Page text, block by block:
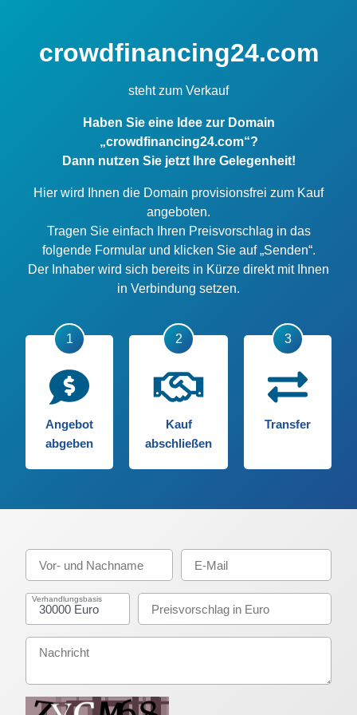
crowdfinancing24.com
steht zum Verkauf
Haben Sie eine Idee zur Domain
„crowdfinancing24.com“?
Dann nutzen Sie jetzt Ihre Gelegenheit!
Hier wird Ihnen die Domain provisionsfrei zum Kauf
angeboten.
Tragen Sie einfach Ihren Preisvorschlag in das
folgende Formular und klicken Sie auf „Senden“.
Der Inhaber wird sich bereits in Kürze direkt mit Ihnen
in Verbindung setzen.
Angebot
abgeben
Kauf
abschließen
Transfer
Verhandlungsbasis